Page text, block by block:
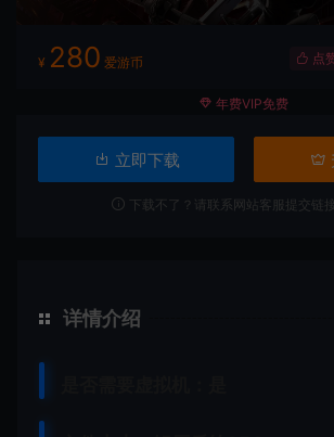
¥ 280 爱游币 点
年费VIP免费
立即下载
下载不了？请联系网站客服提交链接
详情介绍